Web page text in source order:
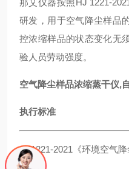
那艾仪器按照HJ 1221-
研发，用于空气降尘样品
控浓缩样品的状态变化无
验人员劳动强度。
空气降尘样品浓缩蒸干仪,
执行标准
HJ1221-2021《环境空气降